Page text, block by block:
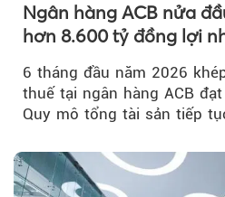
Ngân hàng ACB nửa
hơn 8.600 tỷ đồng lợi
nợ xấu thấp nhất ngành
6 tháng đầu năm 2026
thuế tại ngân hàng ACB
Quy mô tổng tài sản tiếp